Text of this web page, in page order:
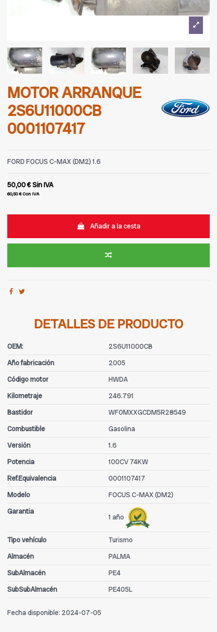
MOTOR ARRANQUE
2S6U11000CB
0001107417
FORD FOCUS C-MAX (DM2) 1.6
50,00 €Sin IVA
60,50 €Con IVA
Añadir a la cesta
DETALLES DE PRODUCTO
OEM:
2S6U11000CB
Año fabricación
2005
Código motor
HWDA
Kilometraje
246.791
Bastidor
WF0MXXGCDM5R28549
Combustible
Gasolina
Versión
1.6
Potencia
100CV 74KW
Ref.Equivalencia
0001107417
Modelo
FOCUS C-MAX (DM2)
Garantia
1 año
Tipo vehículo
Turismo
Almacén
PALMA
SubAlmacén
PE4
SubSubAlmacén
PE405L
Fecha disponible: 2024-07-05